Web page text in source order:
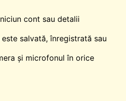
cont sau detalii
salvată, înregistrată sau
și microfonul în orice